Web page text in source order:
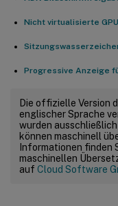
Nicht virtualisierte
Progressive Anzeige
Die offizielle Version
englischer Sprache
wurden
können maschinell
Informationen finden
maschinellen
auf Cloud Software